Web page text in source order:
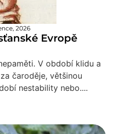
2026
Evropě
V období klidu a
čaroděje, většinou
nestability nebo....